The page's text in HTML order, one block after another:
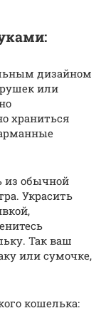
дизайном
или
храниться
из обычной
Украсить
Так ваш
или сумочке,
кошелька: